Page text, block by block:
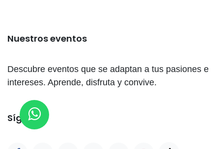
Nuestros eventos
Descubre eventos que se adaptan a tus pasiones e
intereses. Aprende, disfruta y convive.
Síganos